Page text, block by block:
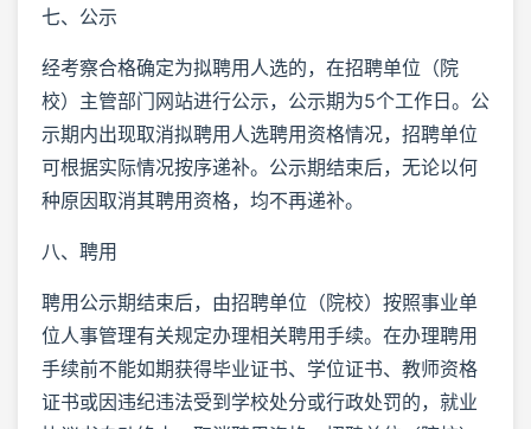
七、公示
经考察合格确定为拟聘用人选的，在招聘单位（院
校）主管部门网站进行公示，公示期为5个工作日。公
示期内出现取消拟聘用人选聘用资格情况，招聘单位
可根据实际情况按序递补。公示期结束后，无论以何
种原因取消其聘用资格，均不再递补。
八、聘用
聘用公示期结束后，由招聘单位（院校）按照事业单
位人事管理有关规定办理相关聘用手续。在办理聘用
手续前不能如期获得毕业证书、学位证书、教师资格
证书或因违纪违法受到学校处分或行政处罚的，就业